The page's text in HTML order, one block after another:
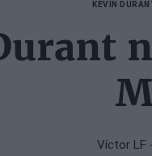
KEVIN
Víctor LF